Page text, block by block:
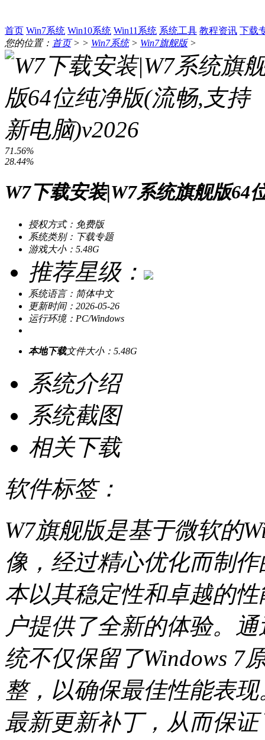
首页 Win7系统 Win10系统 Win11系统 系统工具 教程资讯 下载
您的位置： 首页> > Win7系统> Win7旗舰版>
71.56%
28.44%
W7下载安装|W7系统旗舰版64
授权方式：免费版
系统类别：下载专题
游戏大小：5.48G
推荐星级：
系统语言：简体中文
更新时间：2026-05-26
运行环境：PC/Windows
本地下载文件大小：5.48G
系统介绍
系统截图
相关下载
软件标签：
W7旗舰版是基于微软的
像，经过精心优化而制
本以其稳定性和卓越的
户提供了全新的体验。
统不仅保留了Windows 7
整，以确保最佳性能表
最新更新补丁，从而保